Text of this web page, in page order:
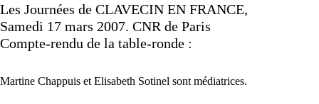
Les Journées de CLAVECIN EN FRANCE,
Samedi 17 mars 2007. CNR de Paris
Compte-rendu de la table-ronde :
Martine Chappuis et Elisabeth Sotinel sont médiatrices.